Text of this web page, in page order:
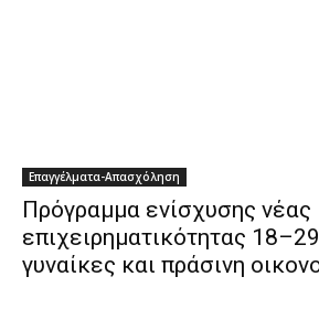
Επαγγέλματα-Απασχόληση
Πρόγραμμα ενίσχυσης νέας
επιχειρηματικότητας
γυναίκες και πράσινη